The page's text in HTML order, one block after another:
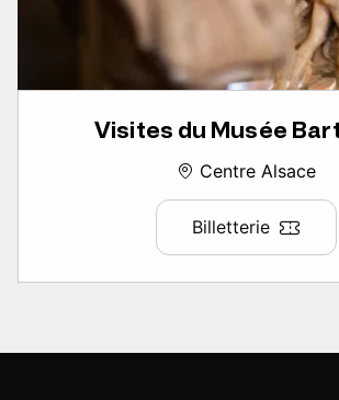
Visites du Musée
Centre Alsace
Billetterie